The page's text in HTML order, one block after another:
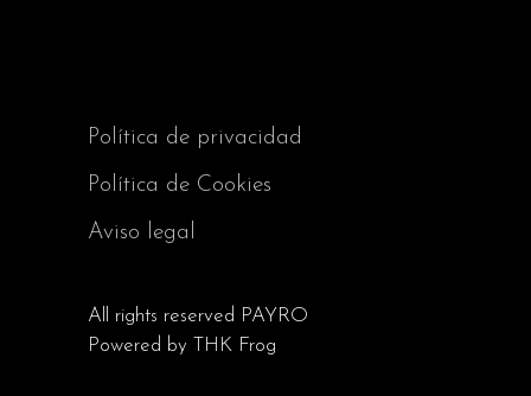
Política de privacidad
Política de Cookies
Aviso legal
All rights reserved PAYRO
Powered by
THK Frog